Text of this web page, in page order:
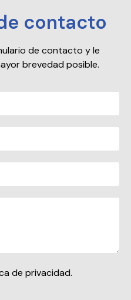
contacto
de contacto y le
brevedad posible.
de privacidad.